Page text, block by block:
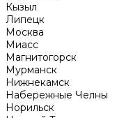
Кызыл
Липецк
Москва
Миасс
Магнитогорск
Мурманск
Нижнекамск
Набережные Челны
Норильск